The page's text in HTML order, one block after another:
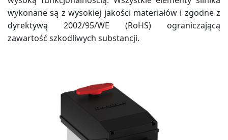
wykonane są z wysokiej jakości materiałów i zgodne z
dyrektywą 2002/95/WE (RoHS) ograniczającą
zawartość szkodliwych substancji.